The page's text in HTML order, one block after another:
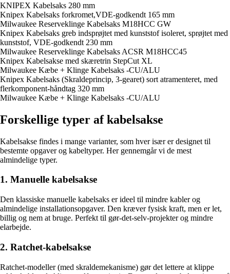
KNIPEX Kabelsaks 280 mm
Knipex Kabelsaks forkromet,VDE-godkendt 165 mm
Milwaukee Reserveklinge Kabelsaks M18HCC GW
Knipex Kabelsaks greb indsprøjtet med kunststof isoleret, sprøjtet med
kunststof, VDE-godkendt 230 mm
Milwaukee Reserveklinge Kabelsaks ACSR M18HCC45
Knipex Kabelsakse med skæretrin StepCut XL
Milwaukee Kæbe + Klinge Kabelsaks -CU/ALU
Knipex Kabelsaks (Skraldeprincip, 3-gearet) sort atramenteret, med
flerkomponent-håndtag 320 mm
Milwaukee Kæbe + Klinge Kabelsaks -CU/ALU
Forskellige typer af kabelsakse
Kabelsakse findes i mange varianter, som hver især er designet til
bestemte opgaver og kabeltyper. Her gennemgår vi de mest
almindelige typer.
1. Manuelle kabelsakse
Den klassiske manuelle kabelsaks er ideel til mindre kabler og
almindelige installationsopgaver. Den kræver fysisk kraft, men er let,
billig og nem at bruge. Perfekt til gør-det-selv-projekter og mindre
elarbejde.
2. Ratchet-kabelsakse
Ratchet-modeller (med skraldemekanisme) gør det lettere at klippe